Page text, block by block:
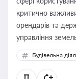
критично
орендарів та
управління
Будівельна